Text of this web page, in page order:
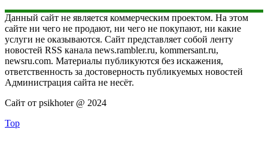
Данный сайт не является коммерческим проектом. На этом
сайте ни чего не продают, ни чего не покупают, ни какие
услуги не оказываются. Сайт представляет собой ленту
новостей RSS канала news.rambler.ru, kommersant.ru,
newsru.com. Материалы публикуются без искажения,
ответственность за достоверность публикуемых новостей
Администрация сайта не несёт.
Сайт от psikhoter @ 2024
Top